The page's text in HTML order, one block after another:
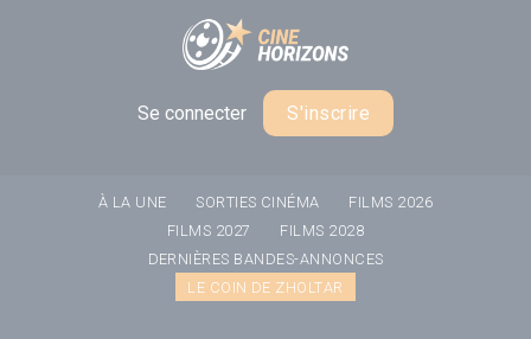
Se connecter S'inscrire
À LA UNE SORTIES CINÉMA
FILMS 2026
FILMS 2027
FILMS 2028
DERNIÈRES BANDES-ANNONCES
LE COIN DE ZHOLTAR
Panneau de gestion des cookies